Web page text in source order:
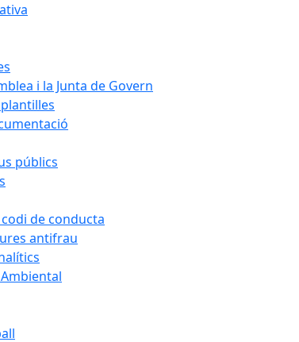
i la Junta de Govern
públics
de conducta
antifrau